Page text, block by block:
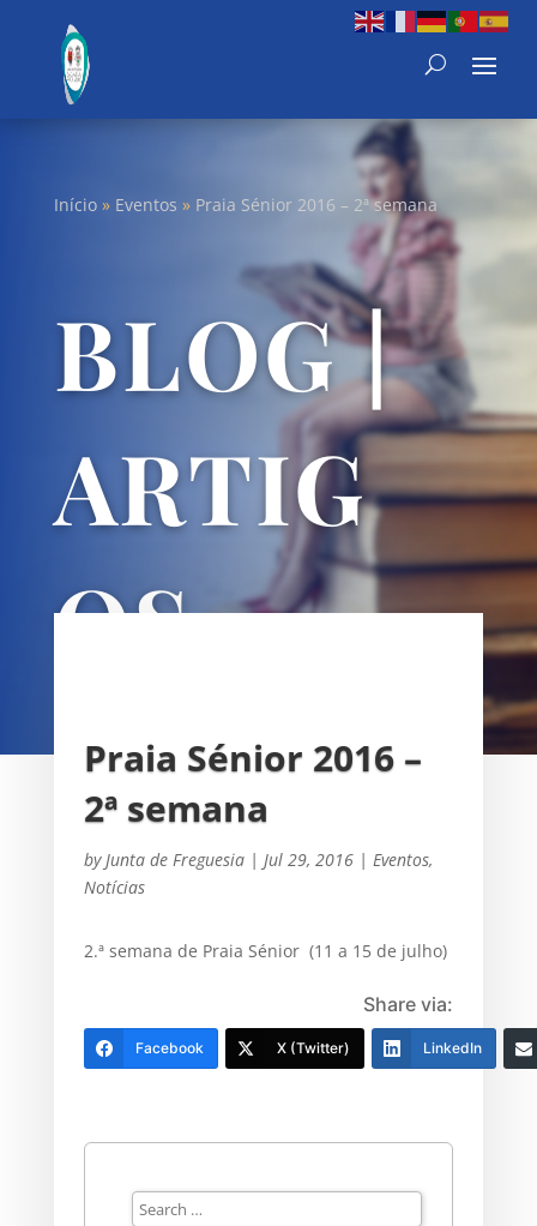
Início» Eventos » Praia Sénior 2016 – 2ª semana
BLOG |
ARTIG
OS
Praia Sénior 2016 –
2ª semana
by Junta de Freguesia| Jul 29, 2016| Eventos,
Notícias
2.ª semana de Praia Sénior (11 a 15 de julho)
Share via:
Facebook X (Twitter) LinkedIn